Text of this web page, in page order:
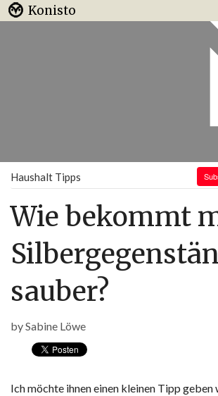
Konisto
Haushalt Tipps
Wie bekommt
sauber?
bySabine Löwe
Ich möchte ihnen einen kleinen Tipp geben